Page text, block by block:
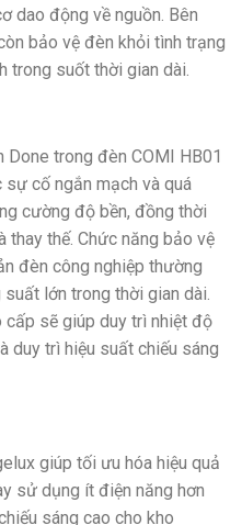
dao động về nguồn. Bên
bảo vệ đèn khỏi tình trạng
trong suốt thời gian dài.
trong đèn COMI HB01
cố ngắn mạch và quá
cường độ bền, đồng thời
thay thế. Chức năng bảo vệ
đèn công nghiệp thường
lớn trong thời gian dài.
cấp sẽ giúp duy trì nhiệt độ
duy trì hiệu suất chiếu sáng
giúp tối ưu hóa hiệu quả
sử dụng ít điện năng hơn
sáng cao cho kho